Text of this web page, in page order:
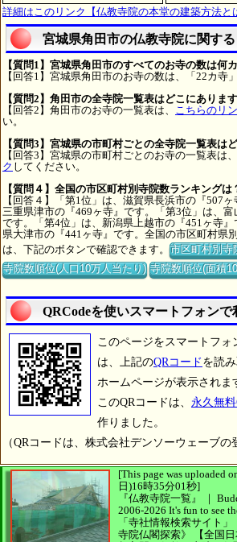
詳細はこのリンク【仏教寺院の本堂の建築方法と
宮城県角田市の仏教寺院に関す
【質問1】宮城県角田市のすべてのお寺の数は何
【回答1】宮城県角田市のお寺の数は、「22カ寺」
【質問2】角田市の全寺院一覧表はどこにありま
【回答2】角田市のお寺の一覧表は、 こちらのリ
い。
【質問3】宮城県の市町村ごとの全寺院一覧表は
【回答3】宮城県の市町村ごとのお寺の一覧表は、
ク してください。
【質問４】全国の市区町村別寺院数ランキングは
【回答４】「第1位」は、滋賀県長浜市の『507ヶ
三重県津市の『469ヶ寺』です。「第3位」は、富
です。「第4位」は、新潟県上越市の『451ヶ寺
県大津市の『441ヶ寺』です。全国の市区町村県
は、下記のボタンで確認できます。市区町村別寺
寺院数順位(人口10万人当たり) 寺院数順位(面積
QRCodeを使いスマートフォンで
このページをスマートフォ
は、上記のQRコード を読
ホームページが表示されま
このQRコードは、 永久無料
作りました。
（QRコードは、株式会社デンソーウェーブの
[This page was uploaded
日)16時35分01秒]
『仏教寺院一覧』 ｜
2006-2026 It's fun to see
「寺社情報検索サイト」
寺院仏閣探索》
【全国